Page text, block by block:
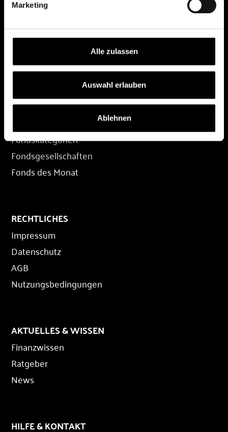
Marketing
Alle zulassen
Auswahl erlauben
Ablehnen
Depot eröffnen
Depot übertragen
Konditionen
FONDS
Fondskategorien
Fondsgesellschaften
Fonds des Monat
RECHTLICHES
Impressum
Datenschutz
AGB
Nutzungsbedingungen
AKTUELLES & WISSEN
Finanzwissen
Ratgeber
News
HILFE & KONTAKT